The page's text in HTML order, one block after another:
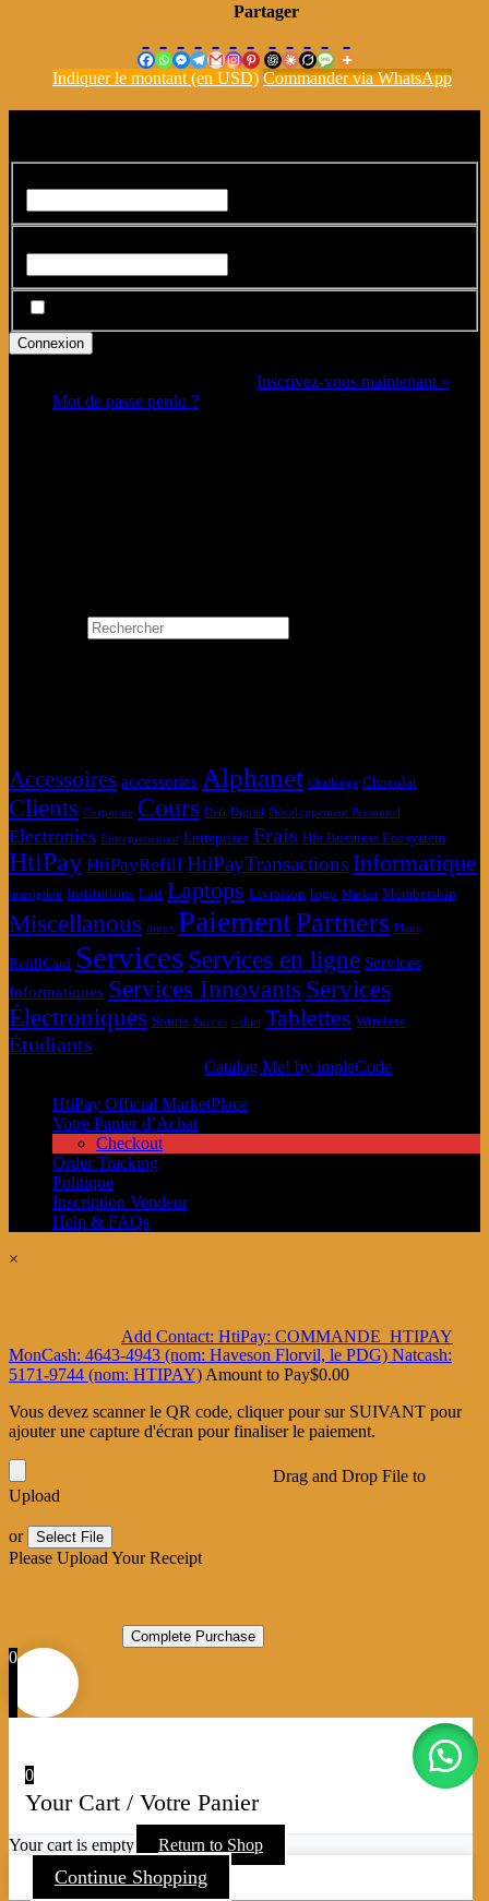
Partager
Indiquer le montant (en USD) Commander via WhatsApp
Inscrivez-vous maintenant »
Mot de passe perdu ?
Accessoires accessories Alphanet Challenge Chocolat
Clients Corporate Cours Defi Digital Développement Personnel
Electronics Entrepreneuriat Entreprises Frais Hfe Business Ecosystem
HtiPay HtiPayRefill HtiPayTransactionsInformatique
inscription Institutions Lait Laptops Livraison logo Market Membership
Miscellanous mugs PaiementPartners Plans
RefillCard Services Services en ligne Services
Informatiques Services Innovants Services
Électroniques Souris Succes t-shirt Tablettes Wireless
Étudiants
Catalog Me! by impleCode
HtiPay Official MarketPlace
Votre Panier d’Achat
Checkout
Order Tracking
Politique
Inscription Vendeur
Help & FAQs
×
Add Contact: HtiPay: COMMANDE_HTIPAY
MonCash: 4643-4943 (nom: Haveson Florvil, le PDG) Natcash:
5171-9744 (nom: HTIPAY) Amount to Pay$0.00
Vous devez scanner le QR code, cliquer pour sur SUIVANT pour
ajouter une capture d'écran pour finaliser le paiement.
Drag and Drop File to
Upload
or Select File
Please Upload Your Receipt
0
0
Your Cart / Votre Panier
Your cart is empty Return to Shop
Continue Shopping